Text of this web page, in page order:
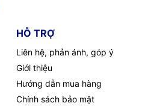
HỖ TRỢ
Liên hệ, phản ánh, góp ý
Giới thiệu
Hướng dẫn mua hàng
Chính sách bảo mật